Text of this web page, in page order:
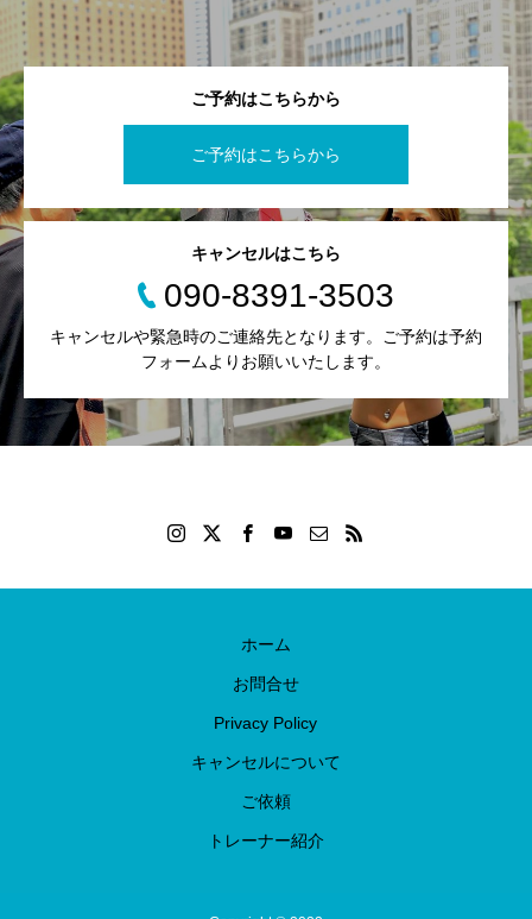
ご予約はこちらから
ご予約はこちらから
キャンセルはこちら
090-8391-3503
キャンセルや緊急時のご連絡先となります。ご予約は予約
フォームよりお願いいたします。
ホーム
お問合せ
Privacy Policy
キャンセルについて
ご依頼
トレーナー紹介